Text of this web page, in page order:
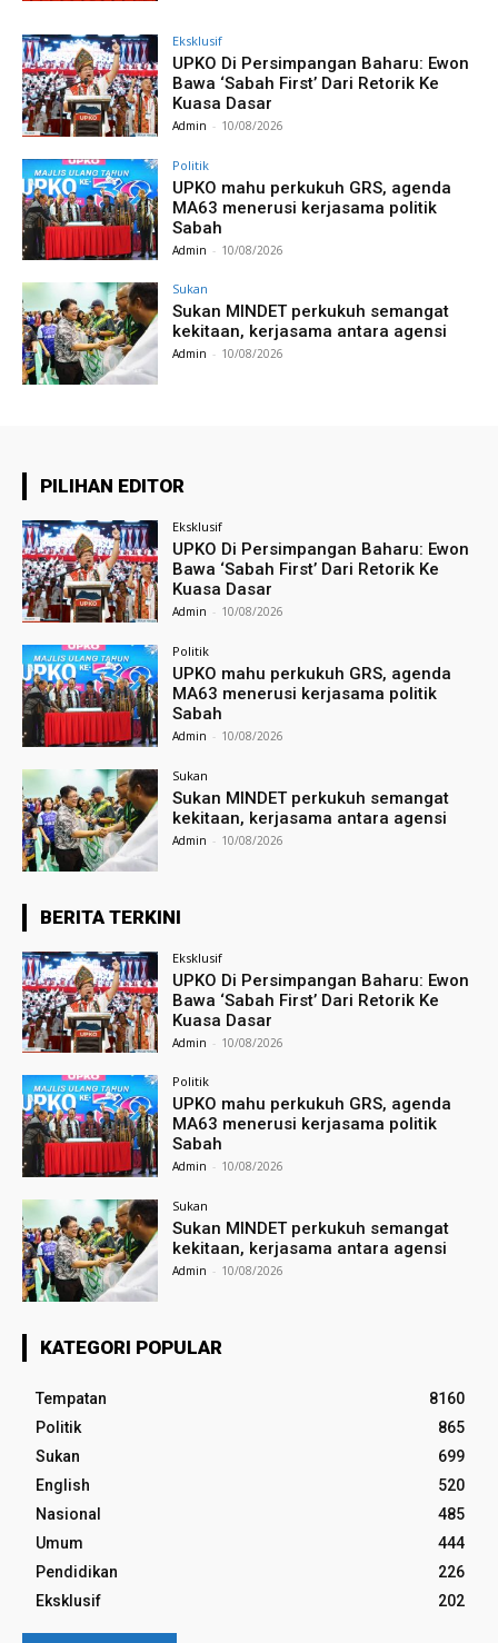
Eksklusif
UPKO Di Persimpangan Baharu: Ewon
Bawa ‘Sabah First’ Dari Retorik Ke
Kuasa Dasar
Admin - 10/08/2026
Politik
UPKO mahu perkukuh GRS, agenda
MA63 menerusi kerjasama politik
Sabah
Admin - 10/08/2026
Sukan
Sukan MINDET perkukuh semangat
kekitaan, kerjasama antara agensi
Admin - 10/08/2026
PILIHAN EDITOR
Eksklusif
UPKO Di Persimpangan Baharu: Ewon
Bawa ‘Sabah First’ Dari Retorik Ke
Kuasa Dasar
Admin - 10/08/2026
Politik
UPKO mahu perkukuh GRS, agenda
MA63 menerusi kerjasama politik
Sabah
Admin - 10/08/2026
Sukan
Sukan MINDET perkukuh semangat
kekitaan, kerjasama antara agensi
Admin - 10/08/2026
BERITA TERKINI
Eksklusif
UPKO Di Persimpangan Baharu: Ewon
Bawa ‘Sabah First’ Dari Retorik Ke
Kuasa Dasar
Admin - 10/08/2026
Politik
UPKO mahu perkukuh GRS, agenda
MA63 menerusi kerjasama politik
Sabah
Admin - 10/08/2026
Sukan
Sukan MINDET perkukuh semangat
kekitaan, kerjasama antara agensi
Admin - 10/08/2026
KATEGORI POPULAR
Tempatan
8160
Politik
865
Sukan
699
English
520
Nasional
485
Umum
444
Pendidikan
226
Eksklusif
202